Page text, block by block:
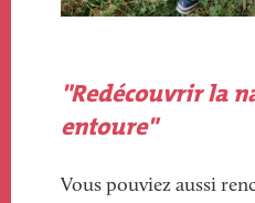
"Redécouvrir la
entoure"
Vous pouviez aussi